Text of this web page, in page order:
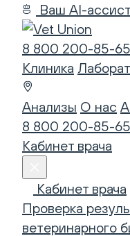
Ваш AI-
8 800 200-85-65
Клиника
Анализы О нас
8 800 200-85-65
Кабинет врача
Кабинет врача
Проверка
ветеринарного